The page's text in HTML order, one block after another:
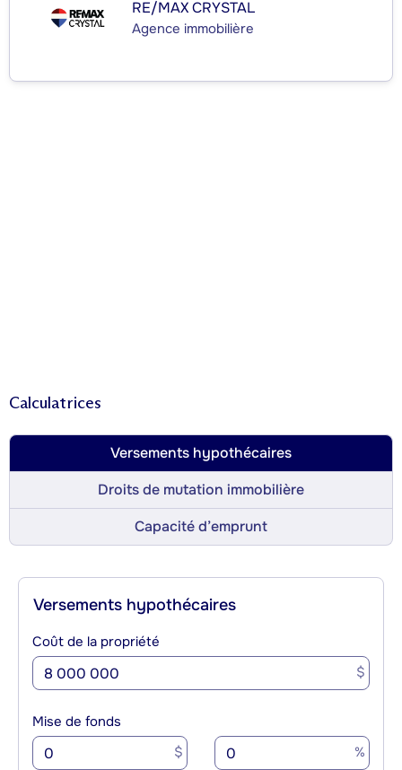
RE/MAX CRYSTAL
Agence immobilière
Calculatrices
Versements hypothécaires
Droits de mutation immobilière
Capacité d’emprunt
Versements hypothécaires
Coût de la propriété
$
Mise de fonds
$ %